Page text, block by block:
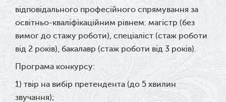
відповідального професійного спрямування за
освітньо-кваліфікаційним рівнем: магістр (без
вимог до стажу роботи), спеціаліст (стаж роботи
від 2 років), бакалавр (стаж роботи від 3 років).
Програма конкурсу:
1) твір на вибір претендента (до 5 хвилин
звучання);